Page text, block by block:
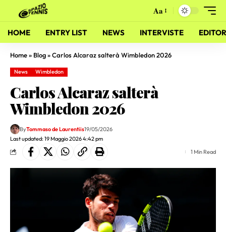
Aa
HOME ENTRY LIST NEWS INTERVISTE
Home» Blog»Carlos Alcaraz salterà Wimbledon 2026
News Wimbledon
Carlos Alcaraz salterà
Wimbledon 2026
Last updated: 19 Maggio 2026 4:42 pm
ByTommaso de Laurentiis19/05/2026
1 Min Read